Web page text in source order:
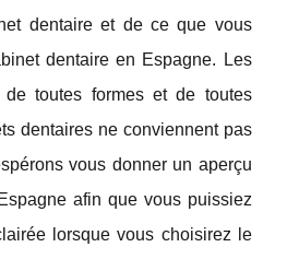
dentaire et de ce que vous
dentaire en Espagne. Les
de toutes formes et de toutes
dentaires ne conviennent pas
vous donner un aperçu
afin que vous puissiez
lorsque vous choisirez le